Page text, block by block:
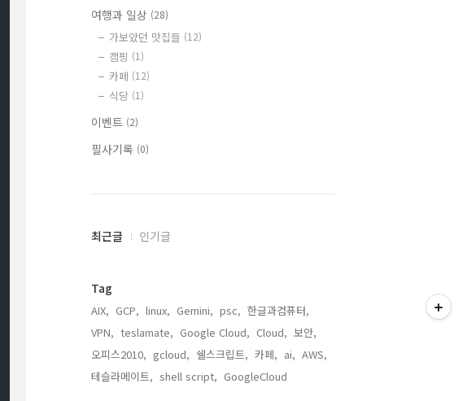
여행과 일상 (28)
가보았던 맛집들 (12)
캠핑 (1)
카페 (12)
식당 (1)
이벤트 (2)
필사기록 (0)
최
과
기
글
최근글 인기글
Tag
AIX, GCP, linux, Gemini, psc, 한글과컴퓨터,
VPN, teslamate, Google Cloud, Cloud, 보안,
오피스2010, gcloud, 쉘스크립트, 카페, ai, AWS,
테슬라메이트, shell script, GoogleCloud,